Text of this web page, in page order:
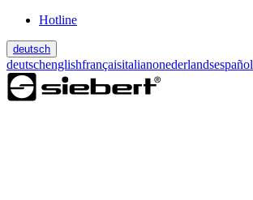
Hotline
deutsch
deutschenglishfrançaisitalianonederlandsespañol